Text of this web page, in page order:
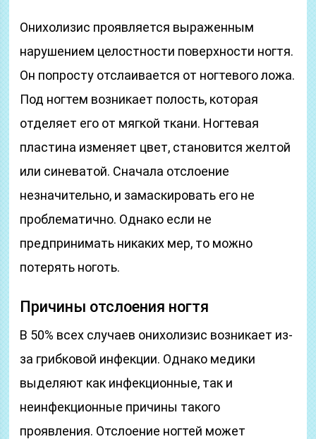
Онихолизис проявляется выраженным
нарушением целостности поверхности ногтя.
Он попросту отслаивается от ногтевого ложа.
Под ногтем возникает полость, которая
отделяет его от мягкой ткани. Ногтевая
пластина изменяет цвет, становится желтой
или синеватой. Сначала отслоение
незначительно, и замаскировать его не
проблематично. Однако если не
предпринимать никаких мер, то можно
потерять ноготь.
Причины отслоения ногтя
В 50% всех случаев онихолизис возникает из-
за грибковой инфекции. Однако медики
выделяют как инфекционные, так и
неинфекционные причины такого
проявления. Отслоение ногтей может